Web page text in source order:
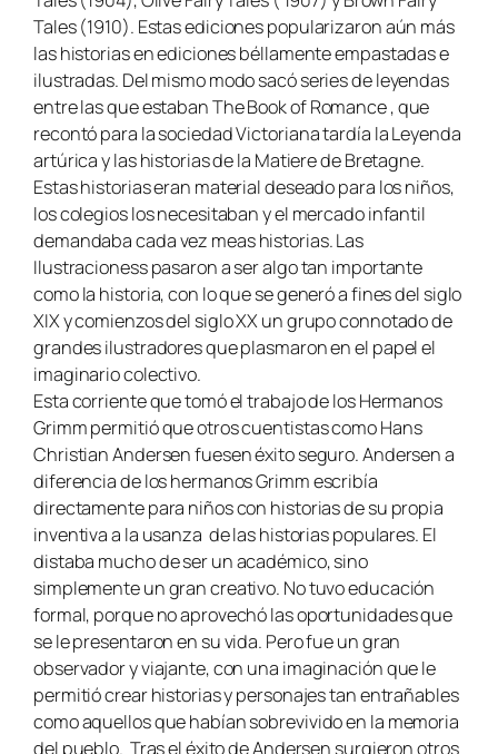
Tales (1910). Estas ediciones popularizaron aún más
las historias en ediciones béllamente empastadas e
ilustradas. Del mismo modo sacó series de leyendas
entre las que estabanThe Book of Romance, que
recontó para la sociedad Victoriana tardía la Leyenda
artúrica y las historias de la Matiere de Bretagne.
Estas historias eran material deseado para los niños,
los colegios los necesitaban y el mercado infantil
demandaba cada vez meas historias. Las
Ilustracioness pasaron a ser algo tan importante
como la historia, con lo que se generó a fines del siglo
XIX y comienzos del siglo XX un grupo connotado de
grandes ilustradores que plasmaron en el papel el
imaginario colectivo.
Esta corriente que tomó el trabajo de los Hermanos
Grimm permitió que otros cuentistas como Hans
Christian Andersen fuesen éxito seguro. Andersen a
diferencia de los hermanos Grimm escribía
directamente para niños con historias de su propia
inventiva a la usanza de las historias populares. El
distaba mucho de ser un académico, sino
simplemente un gran creativo. No tuvo educación
formal, porque no aprovechó las oportunidades que
se le presentaron en su vida. Pero fue un gran
observador y viajante, con una imaginación que le
permitió crear historias y personajes tan entrañables
como aquellos que habían sobrevivido en la memoria
del pueblo. Tras el éxito de Andersen surgieron otros